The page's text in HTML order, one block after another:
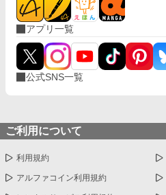
アプリ一覧
公式SNS一覧
ご利用について
利用規約
アルファコイン利用規約